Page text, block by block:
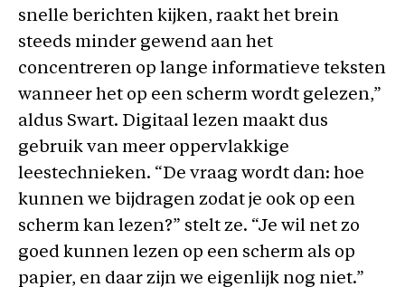
snelle berichten kijken, raakt het brein
steeds minder gewend aan het
concentreren op lange informatieve teksten
wanneer het op een scherm wordt gelezen,”
aldus Swart. Digitaal lezen maakt dus
gebruik van meer oppervlakkige
leestechnieken. “De vraag wordt dan: hoe
kunnen we bijdragen zodat je ook op een
scherm kan lezen?” stelt ze. “Je wil net zo
goed kunnen lezen op een scherm als op
papier, en daar zijn we eigenlijk nog niet.”